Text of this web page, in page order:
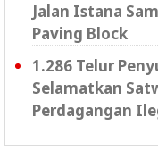
Jalan Istana
Paving Block
1.286 Telur
Selamatkan
Perdagangan